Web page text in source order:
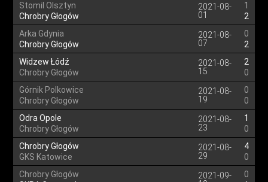
Stomil Olsztyn
Chrobry Głogów
2021-08-
01
1
2
Arka Gdynia
Chrobry Głogów
2021-08-
07
0
2
Widzew Łódź
Chrobry Głogów
2021-08-
15
2
0
Górnik Polkowice
Chrobry Głogów
2021-08-
19
0
0
Odra Opole
Chrobry Głogów
2021-08-
23
1
0
Chrobry Głogów
GKS Katowice
2021-08-
29
4
0
Chrobry Głogów
2021-09-
0